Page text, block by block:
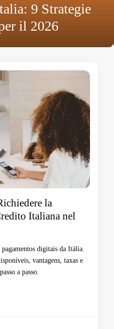
9 Strategie
il 2026
la
Italiana nel
digitais da Itália.
vantagens, taxas e
a passo.